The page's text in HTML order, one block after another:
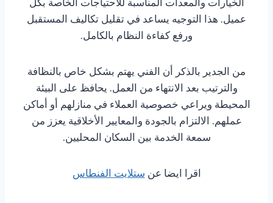
عميل. هذا التوجيه يساعد في تقليل تكاليف المستقبل
ورفع كفاءة النظام بالكامل.
من الجدير بالذكر أن الفني يهتم بشكل خاص بالنظافة
والترتيب بعد الانتهاء من العمل. يحافظ على البيئة
المحيطة ويراعي خصوصية العملاء في منازلهم أو أماكن
عملهم. الالتزام بالجودة والمعايير الأخلاقية يعزز من
سمعة الخدمة بين السكان المحليين.
اقرا ايضا عنستلايت الفنطاس